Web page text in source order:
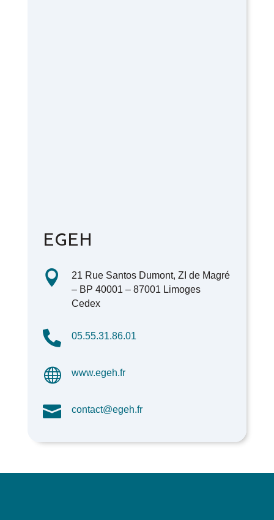
EGEH

21 Rue Santos Dumont, ZI de Magré
– BP 40001 – 87001 Limoges
Cedex
 05.55.31.86.01
 www.egeh.fr
 contact@egeh.fr